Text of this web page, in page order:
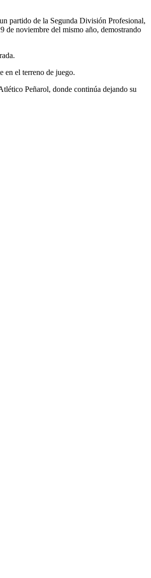
partido de la Segunda División Profesional,
de noviembre del mismo año, demostrando
en el terreno de juego.
Peñarol, donde continúa dejando su